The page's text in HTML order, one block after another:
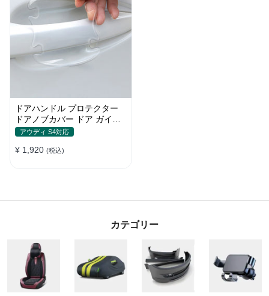
ドアハンドル プロテクター
ドアノブカバー ドア ガイド
傷防止透明シール カバー ス
ブガード 保護 外装 シール
アウディ S4対応
¥ 1,920 (税込)
カテゴリー